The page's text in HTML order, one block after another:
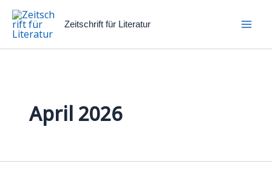
Zum
Inhalt
springen
Zeitschrift für Literatur
April 2026